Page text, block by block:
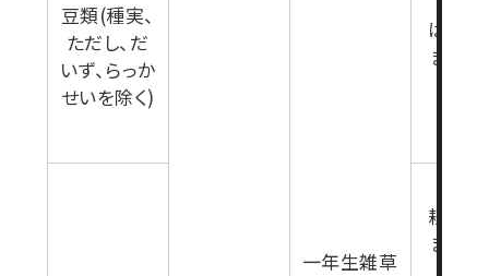
豆類(種実、
ただし、だ
いず、らっか
せいを除く)
一年生雑草
は種7
まで(
耕起7
まで(